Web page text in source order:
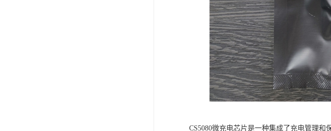
CS5080微充电芯片是一种集成了充电管理和